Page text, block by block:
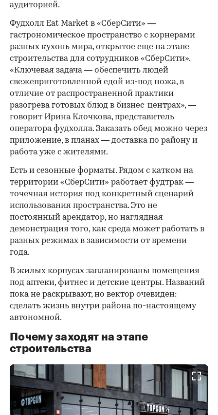
аудиторией.
Фудхолл Eat Market в «СберСити» —
гастрономическое пространство с корнерами
разных кухонь мира, открытое еще на этапе
строительства для сотрудников «СберСити».
«Ключевая задача — обеспечить людей
свежеприготовленной едой из-под ножа, в
отличие от распространенной практики
разогрева готовых блюд в бизнес-центрах», —
говорит Ирина Клочкова, представитель
оператора фудхолла. Заказать обед можно через
приложение, в планах — доставка по району и
работа уже с жителями.
Есть и сезонные форматы. Рядом с катком на
территории «СберСити» работает фудтрак —
точечная история под конкретный сценарий
использования пространства. Это не
постоянный арендатор, но наглядная
демонстрация того, как среда может работать в
разных режимах в зависимости от времени
года.
В жилых корпусах запланированы помещения
под аптеки, фитнес и детские центры. Названий
пока не раскрывают, но вектор очевиден:
сделать жизнь внутри района по-настоящему
автономной.
Почему заходят на этапе
строительства